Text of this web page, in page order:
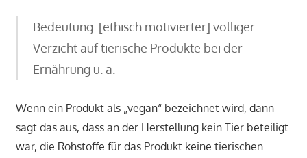
Bedeutung: [ethisch motivierter] völliger
Verzicht auf tierische Produkte bei der
Ernährung u. a.
Wenn ein Produkt als „vegan“ bezeichnet wird, dann
sagt das aus, dass an der Herstellung kein Tier beteiligt
war, die Rohstoffe für das Produkt keine tierischen